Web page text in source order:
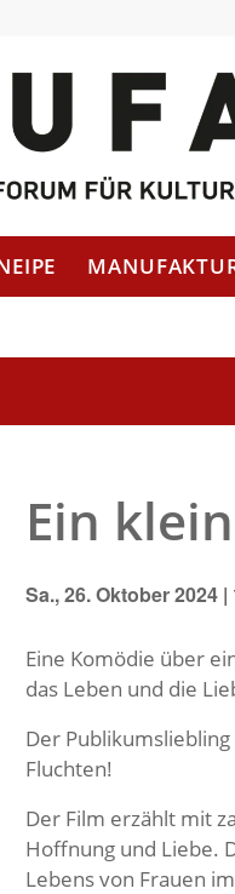
Ein
Sa., 26. Oktober 2024 |
Eine Komödie über
das Leben und die
Der
Fluchten!
Der Film erzählt mit
Hoffnung und Liebe.
Lebens von Frauen